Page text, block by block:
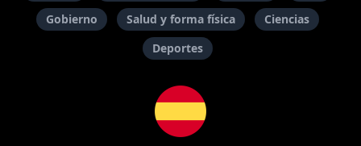
Gobierno
Salud y forma física
Ciencias
Deportes